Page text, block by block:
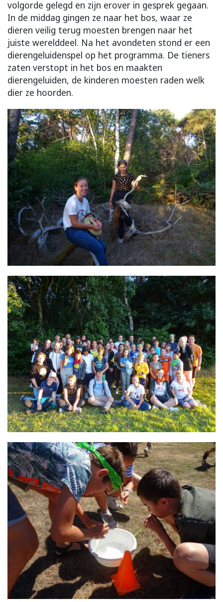
volgorde gelegd en zijn erover in gesprek gegaan.
In de middag gingen ze naar het bos, waar ze
dieren veilig terug moesten brengen naar het
juiste werelddeel. Na het avondeten stond er een
dierengeluidenspel op het programma. De tieners
zaten verstopt in het bos en maakten
dierengeluiden, de kinderen moesten raden welk
dier ze hoorden.